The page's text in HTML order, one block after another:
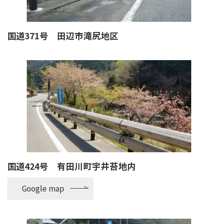
国道371号 田辺市滝尻地区
国道424号 有田川町宇井苔地内
Google map